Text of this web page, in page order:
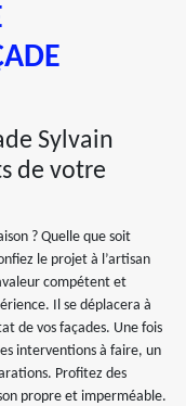
Sylvain
de votre
? Quelle que soit
le projet à l’artisan
compétent et
Il se déplacera à
de vos façades. Une fois
interventions à faire, un
Profitez des
propre et imperméable.